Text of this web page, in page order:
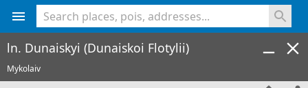
ln. Dunaiskyi (Dunaiskoi Flotylii)
Mykolaiv
<% console.log(hcard) %>